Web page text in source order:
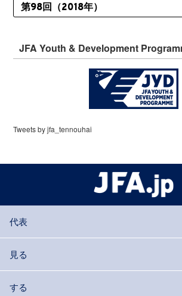
JFA Youth & Development
Tweets by jfa_tennouhai
代表
見る
する